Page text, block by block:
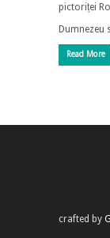
pictoriței
Dumnezeu
Read More
crafted by